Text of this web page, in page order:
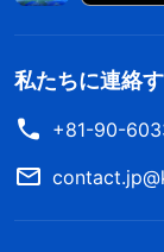
私たちに連絡
+81-90-